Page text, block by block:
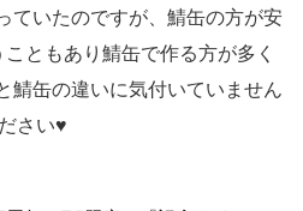
ていたのですが、鯖缶の方が安
ともあり鯖缶で作る方が多く
鯖缶の違いに気付いていません
さい♥